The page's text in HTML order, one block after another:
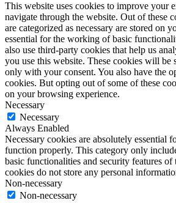
This website uses cookies to improve your
navigate through the website. Out of these
are categorized as necessary are stored on
essential for the working of basic
also use third-party cookies that help us
you use this website. These cookies will be
only with your consent. You also have the
cookies. But opting out of some of these
on your browsing experience.
Necessary
Necessary
Always Enabled
Necessary cookies are absolutely essential
function properly. This category only
basic functionalities and security features of
cookies do not store any personal
Non-necessary
Non-necessary